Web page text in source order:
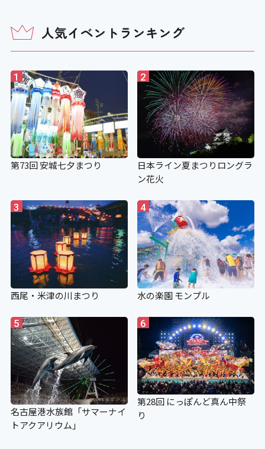
人気イベントランキング
1
第73回 安城七夕まつり
2
日本ライン夏まつりロングラ
ン花火
3
西尾・米津の川まつり
4
水の楽園 モンプル
5
名古屋港水族館「サマーナイ
トアクアリウム」
6
第28回 にっぽんど真ん中祭
り